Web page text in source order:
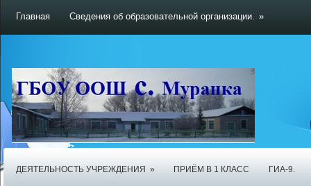
Главная Сведения об образовательной организации. »
ДЕЯТЕЛЬНОСТЬ УЧРЕЖДЕНИЯ » ПРИЁМ В 1 КЛАСС ГИА-9.